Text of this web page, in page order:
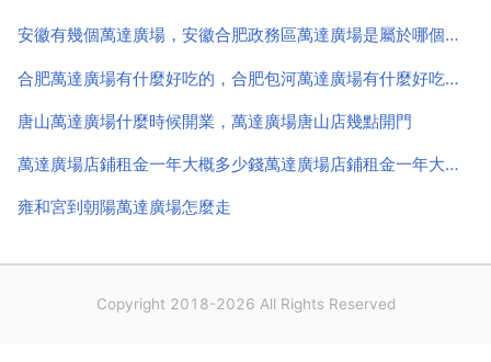
安徽有幾個萬達廣場，安徽合肥政務區萬達廣場是屬於哪個鎮！
合肥萬達廣場有什麼好吃的，合肥包河萬達廣場有什麼好吃的小吃
唐山萬達廣場什麼時候開業，萬達廣場唐山店幾點開門
萬達廣場店鋪租金一年大概多少錢萬達廣場店鋪租金一年大概多少錢
雍和宮到朝陽萬達廣場怎麼走
Copyright 2018-2026 All Rights Reserved